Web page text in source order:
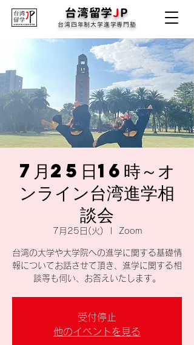
台湾留学JP
台湾四年制大学進学専門塾
7月25日16時～オ
ンライン台湾進学相
談会
7月25日(火) Zoom
台湾の大学や大学院への進学に関する基礎情
報についてお話させて頂き、進学に関する相
談等も伺い、お答えいたします。
受付停止
他のイベントを見る